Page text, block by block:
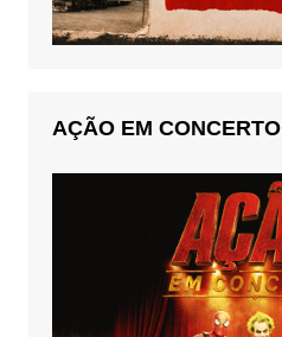
AÇÃO EM CONCERTO